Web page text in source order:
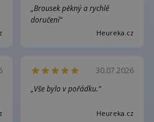
„Brousek pěkný a rychlé
doručení“
Heureka.cz
30.07.2026
„Vše bylo v pořádku.“
Heureka.cz